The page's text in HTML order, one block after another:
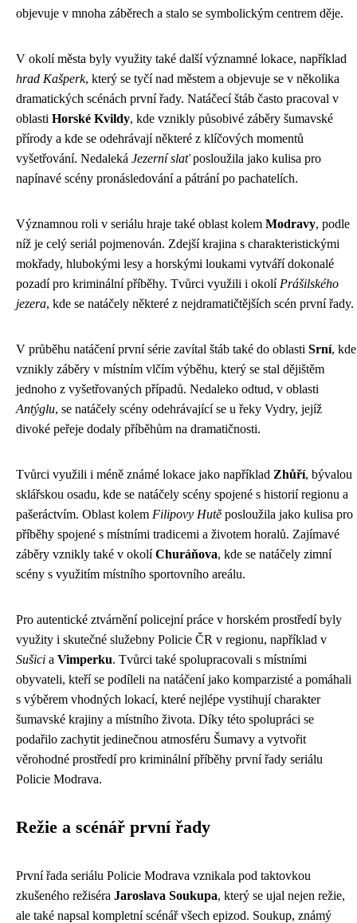
objevuje v mnoha záběrech a stalo se symbolickým centrem děje.
V okolí města byly využity také další významné lokace, například
hrad Kašperk, který se tyčí nad městem a objevuje se v několika
dramatických scénách první řady. Natáčecí štáb často pracoval v
oblasti Horské Kvildy, kde vznikly působivé záběry šumavské
přírody a kde se odehrávají některé z klíčových momentů
vyšetřování. Nedaleká Jezerní slaťposloužila jako kulisa pro
napínavé scény pronásledování a pátrání po pachatelích.
Významnou roli v seriálu hraje také oblast kolem Modravy, podle
níž je celý seriál pojmenován. Zdejší krajina s charakteristickými
mokřady, hlubokými lesy a horskými loukami vytváří dokonalé
pozadí pro kriminální příběhy. Tvůrci využili i okolí Prášilského
jezera, kde se natáčely některé z nejdramatičtějších scén první řady.
V průběhu natáčení první série zavítal štáb také do oblasti Srní, kde
vznikly záběry v místním vlčím výběhu, který se stal dějištěm
jednoho z vyšetřovaných případů. Nedaleko odtud, v oblasti
Antýglu, se natáčely scény odehrávající se u řeky Vydry, jejíž
divoké peřeje dodaly příběhům na dramatičnosti.
Tvůrci využili i méně známé lokace jako například Zhůří, bývalou
sklářskou osadu, kde se natáčely scény spojené s historií regionu a
pašeráctvím. Oblast kolem Filipovy Hutě posloužila jako kulisa pro
příběhy spojené s místními tradicemi a životem horalů. Zajímavé
záběry vznikly také v okolíChuráňova, kde se natáčely zimní
scény s využitím místního sportovního areálu.
Pro autentické ztvárnění policejní práce v horském prostředí byly
využity i skutečné služebny Policie ČR v regionu, například v
Sušici a Vimperku. Tvůrci také spolupracovali s místními
obyvateli, kteří se podíleli na natáčení jako komparzisté a pomáhali
s výběrem vhodných lokací, které nejlépe vystihují charakter
šumavské krajiny a místního života. Díky této spolupráci se
podařilo zachytit jedinečnou atmosféru Šumavy a vytvořit
věrohodné prostředí pro kriminální příběhy první řady seriálu
Policie Modrava.
Režie a scénář první řady
První řada seriálu Policie Modrava vznikala pod taktovkou
zkušeného režiséra Jaroslava Soukupa, který se ujal nejen režie,
ale také napsal kompletní scénář všech epizod. Soukup, známý